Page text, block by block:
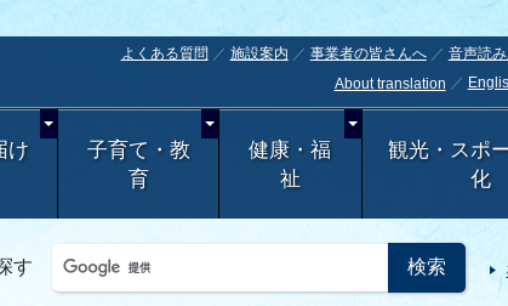
よくある質問 施設案内 事業者の皆さんへ 音声読
About translation
け
子育て・教
育
健康・福
祉
観光・スポ
化
す